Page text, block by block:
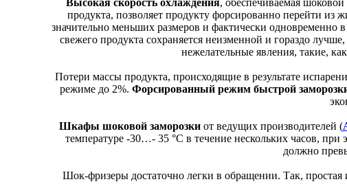
Высокая скорость охлаждения, обеспечиваемая
продукта, позволяет продукту форсированно перейти
значительно меньших размеров и фактически одновременно
свежего продукта сохраняется неизменной и гораздо
нежелательные явления, такие,
Потери массы продукта, происходящие в результате
режиме до 2%. Форсированный режим быстрой
Шкафы шоковой заморозкиот ведущих производителей (
температуре -30…- 35 °С в течение нескольких часов,
должно
Шок-фризеры достаточно легки в обращении. Так,